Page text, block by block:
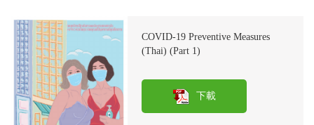
COVID-19 Preventive Measures
(Thai) (Part 1)
下載